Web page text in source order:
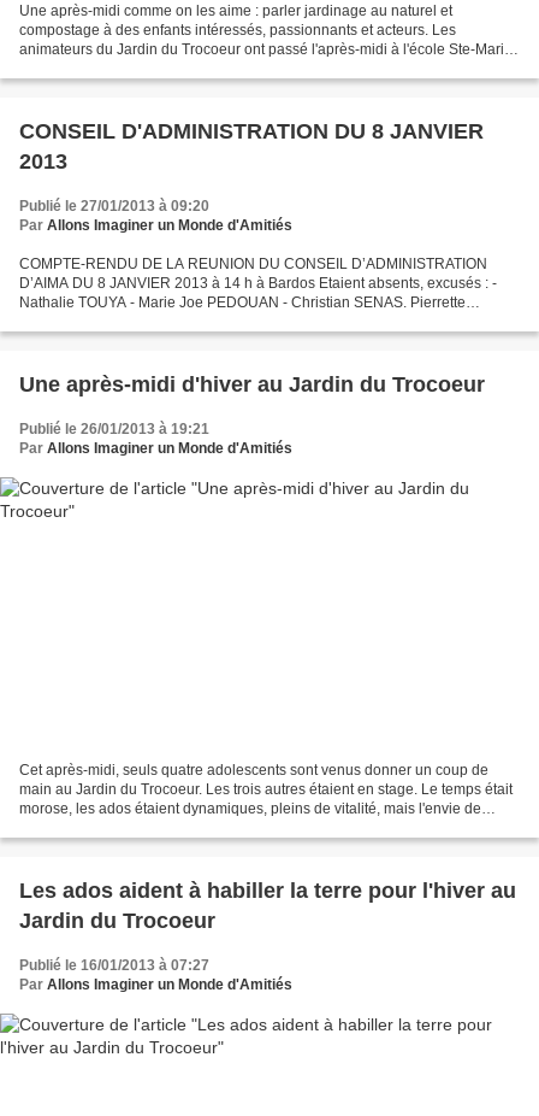
Une après-midi comme on les aime : parler jardinage au naturel et
compostage à des enfants intéressés, passionnants et acteurs. Les
animateurs du Jardin du Trocoeur ont passé l'après-midi à l'école Ste-Marie
CONSEIL D'ADMINISTRATION DU 8 JANVIER
2013
Publié le 27/01/2013 à 09:20
Par Allons Imaginer un Monde d'Amitiés
COMPTE-RENDU DE LA REUNION DU CONSEIL D’ADMINISTRATION
D’AIMA DU 8 JANVIER 2013 à 14 h à Bardos Etaient absents, excusés : -
Nathalie TOUYA - Marie Joe PEDOUAN - Christian SENAS. Pierrette
Une après-midi d'hiver au Jardin du Trocoeur
Publié le 26/01/2013 à 19:21
Par Allons Imaginer un Monde d'Amitiés
Cet après-midi, seuls quatre adolescents sont venus donner un coup de
main au Jardin du Trocoeur. Les trois autres étaient en stage. Le temps était
morose, les ados étaient dynamiques, pleins de vitalité, mais l'envie de
Les ados aident à habiller la terre pour l'hiver au
Jardin du Trocoeur
Publié le 16/01/2013 à 07:27
Par Allons Imaginer un Monde d'Amitiés